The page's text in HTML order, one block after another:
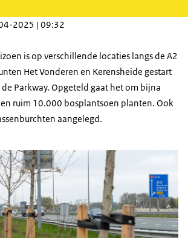
2025 | 09:32
is op verschillende locaties langs de A2
Het Vonderen en Kerensheide gestart
Parkway. Opgeteld gaat het om bijna
ruim 10.000 bosplantsoen planten. Ook
aangelegd.
op de snelweg gezien vanachter nieuw